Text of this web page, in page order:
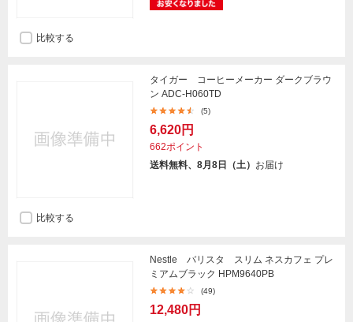
比較する
タイガー コーヒーメーカー ダークブラウ
ン ADC-H060TD
(5)
6,620円
662ポイント
送料無料、8月8日（土） お届け
比較する
Nestle バリスタ スリム ネスカフェ プレ
ミアムブラック HPM9640PB
(49)
12,480円